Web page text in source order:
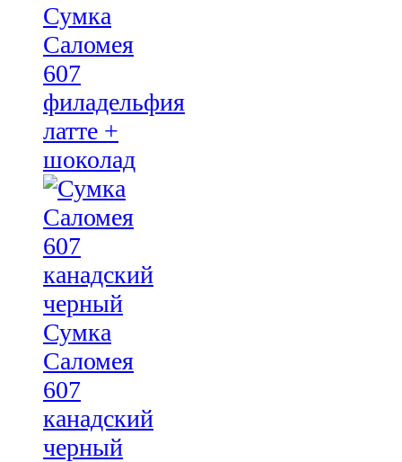
Сумка
Саломея
607
филадельфия
латте +
шоколад
Сумка
Саломея
607
канадский
черный